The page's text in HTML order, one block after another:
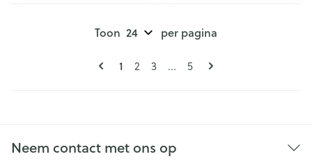
Pagina's
U lees momenteel pagina
1 Pagina
2 Pagina
3 ... Pagina
5
Toon per pagina
Neem contact met ons op